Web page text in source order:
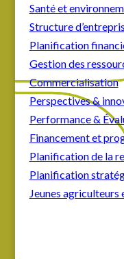
Santé et
Structure
Planification
Gestion des
Commercialisation
Perspectives &
Performance &
Financement et
Planification de la
Planification
Jeunes